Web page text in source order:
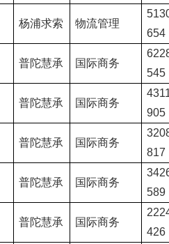
杨浦求索 物流管理
654
普陀慧承 国际商务
545
普陀慧承 国际商务
905
普陀慧承 国际商务
817
普陀慧承 国际商务
589
普陀慧承 国际商务
426